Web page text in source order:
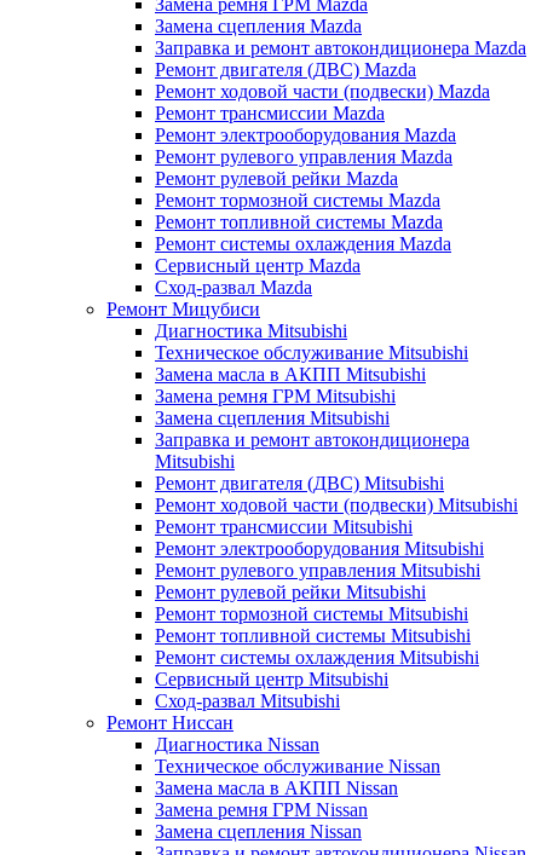
Замена ремня ГРМ Mazda
Замена сцепления Mazda
Заправка и ремонт автокондиционера Mazda
Ремонт двигателя (ДВС) Mazda
Ремонт ходовой части (подвески) Mazda
Ремонт трансмиссии Mazda
Ремонт электрооборудования Mazda
Ремонт рулевого управления Mazda
Ремонт рулевой рейки Mazda
Ремонт тормозной системы Mazda
Ремонт топливной системы Mazda
Ремонт системы охлаждения Mazda
Сервисный центр Mazda
Сход-развал Mazda
Ремонт Мицубиси
Диагностика Mitsubishi
Техническое обслуживание Mitsubishi
Замена масла в АКПП Mitsubishi
Замена ремня ГРМ Mitsubishi
Замена сцепления Mitsubishi
Заправка и ремонт автокондиционера
Mitsubishi
Ремонт двигателя (ДВС) Mitsubishi
Ремонт ходовой части (подвески) Mitsubishi
Ремонт трансмиссии Mitsubishi
Ремонт электрооборудования Mitsubishi
Ремонт рулевого управления Mitsubishi
Ремонт рулевой рейки Mitsubishi
Ремонт тормозной системы Mitsubishi
Ремонт топливной системы Mitsubishi
Ремонт системы охлаждения Mitsubishi
Сервисный центр Mitsubishi
Сход-развал Mitsubishi
Ремонт Ниссан
Диагностика Nissan
Техническое обслуживание Nissan
Замена масла в АКПП Nissan
Замена ремня ГРМ Nissan
Замена сцепления Nissan